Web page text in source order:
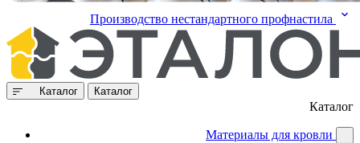
Производство нестандартного профнастила
Каталог Каталог
Каталог
Материалы для кровли